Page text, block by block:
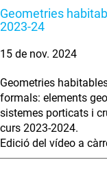
Geometries
2023-24
15 de nov. 2024
Geometries
formals: elements
sistemes porticats i
curs 2023-2024.
Edició del vídeo a